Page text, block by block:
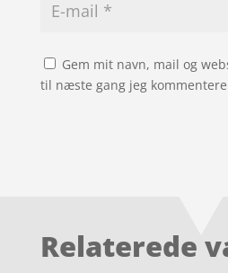
Gem mit navn, mail og
til næste gang jeg
Relaterede